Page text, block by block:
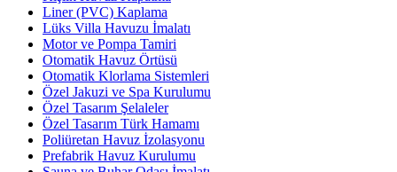
Liner (PVC) Kaplama
Lüks Villa Havuzu İmalatı
Motor ve Pompa Tamiri
Otomatik Havuz Örtüsü
Otomatik Klorlama Sistemleri
Özel Jakuzi ve Spa Kurulumu
Özel Tasarım Şelaleler
Özel Tasarım Türk Hamamı
Poliüretan Havuz İzolasyonu
Prefabrik Havuz Kurulumu